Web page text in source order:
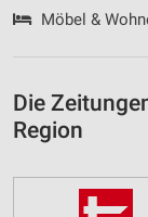
Möbel &
Die
Region